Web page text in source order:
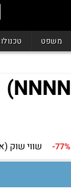
משפט
-77% שווי שוק